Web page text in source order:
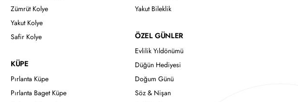
Zümrüt Kolye
Yakut Kolye
Safir Kolye
KÜPE
Pırlanta Küpe
Pırlanta Baget Küpe
Yakut Bileklik
ÖZEL GÜNLER
Evlilik Yıldönümü
Düğün Hediyesi
Doğum Günü
Söz & Nişan